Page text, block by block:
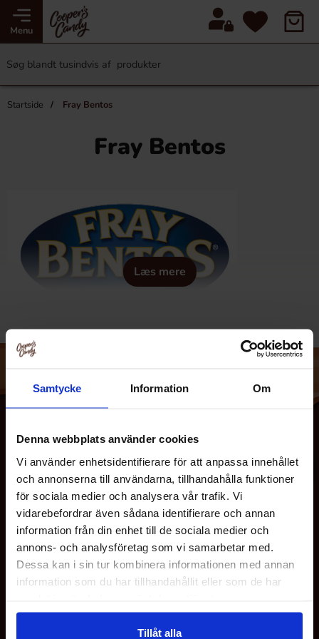
Samtycke Information Om
Denna webbplats använder cookies
Vi använder enhetsidentifierare för att anpassa innehållet
och annonserna till användarna, tillhandahålla funktioner
för sociala medier och analysera vår trafik. Vi
vidarebefordrar även sådana identifierare och annan
information från din enhet till de sociala medier och
annons- och analysföretag som vi samarbetar med.
Dessa kan i sin tur kombinera informationen med annan
information som du har tillhandahållit eller som de har
Tillåt alla
Menu
Startside Fray Bentos
Fray Bentos
Læs mere
OM OS